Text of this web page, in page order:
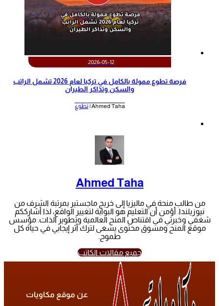
2026-05-12
‫فرصة تطوع ممولة بالكامل في تركيا لعام 2026 تشمل الراتب
والسكن وتذاكر الطيران‬
Ahmed Taha | تطوع
Ahmed Taha
من طالب منحة في ماليزيا إلى خريج ماجستير بمرتبة الشرف من
نيوزيلندا. أؤمن أن التعليم هو البوابة لتغيير الواقع، لذا أشارككم
شغفي وخبرتي في اقتناص المنح العالمية وتطوير الذات. مؤسس
موقع المنح ومسوق محتوى يسعى لترك أثر إيجابي في حياة كل
طموح.
جميع مقالات الكاتب
عن موقع مكاويات